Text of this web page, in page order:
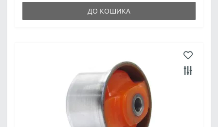
ДО КОШИКА